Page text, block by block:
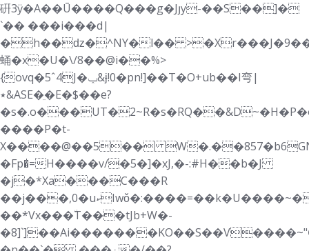
硏3ӱ�A��Ū����Q���g�Jյy-��S��]�
`�� ���i���d|
�h��ǳ�^NY�l��
蛹�x�U�\/8��@i��%>
{ovq�5ˆ4J�ݕ&ɉ!0�pn!]��T�O+ub��I弯|
٭&ASE�ֵ�E�$��e?
�s�.o���UT�2~R�s�RQ�
����P�t-
X����@��5��
�Fp�̍=H����v/�5�]�xJ,�-:#H��b�J
�j�*Xa���C���R
��j���,0�uކIwǒ�:����=��k�U����~�8�������mM-
��*Vx���٘T���tJb+W�-